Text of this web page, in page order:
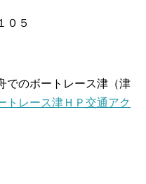
０５
でのボートレース津（津
トレース津ＨＰ交通アク